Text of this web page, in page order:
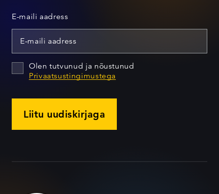
E-maili aadress
Olen tutvunud ja nõustunud
Privaatsustingimustega
Liitu uudiskirjaga